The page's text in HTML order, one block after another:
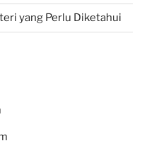
yang Perlu Diketahui